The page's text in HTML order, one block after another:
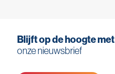
Blijft op de hoogte met
onze nieuwsbrief